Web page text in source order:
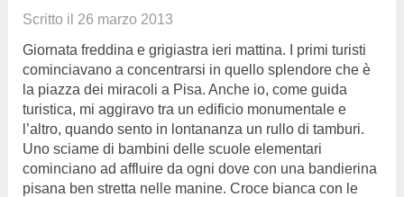
Scritto il 26 marzo 2013
Giornata freddina e grigiastra ieri mattina. I primi turisti
cominciavano a concentrarsi in quello splendore che è
la piazza dei miracoli a Pisa. Anche io, come guida
turistica, mi aggiravo tra un edificio monumentale e
l’altro, quando sento in lontananza un rullo di tamburi.
Uno sciame di bambini delle scuole elementari
cominciano ad affluire da ogni dove con una bandierina
pisana ben stretta nelle manine. Croce bianca con le